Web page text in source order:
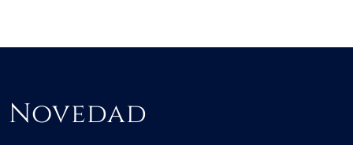
Novedad
Novedad